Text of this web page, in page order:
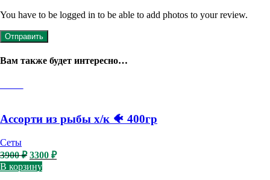
You have to be logged in to be able to add photos to your review.
Вам также будет интересно…
Ассорти из рыбы х/к 🐠 400гр
Сеты
3900₽ Первоначальная
цена
составляла
3300 ₽Текущая
В корзину